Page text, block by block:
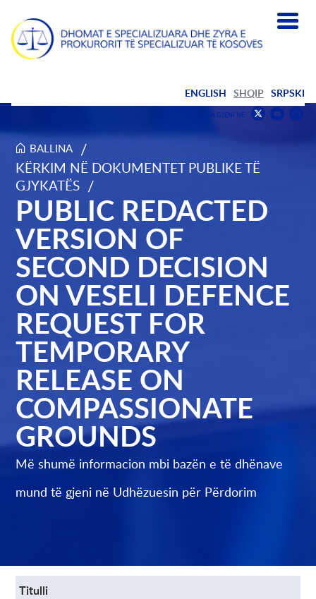
ENGLISH SHQIP SRPSKI
NA GJENI NË
on
Twitter
Find
BALLINA /
KËRKIM NË DOKUMENTET PUBLIKE TË
GJYKATËS /
Public Redacted Version of Second Decision on Veseli
PUBLIC REDACTED
VERSION OF
SECOND DECISION
ON VESELI DEFENCE
REQUEST FOR
TEMPORARY
RELEASE ON
COMPASSIONATE
GROUNDS
Më shumë informacion mbi bazën e të dhënave
mund të gjeni në Udhëzuesin për Përdorim
Titulli